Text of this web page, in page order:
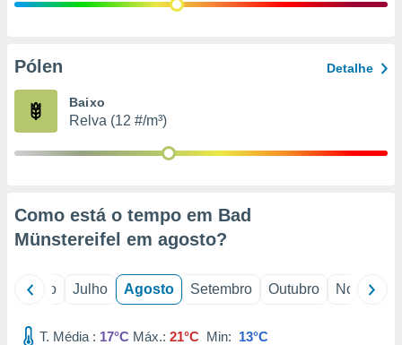
e
de
Pólen Detalhe
Baixo
Relva (12 #/m³)
Como está o tempo em Bad
Münstereifel em agosto?
Junho Julho Agosto Setembro Outubro Novembro
T. Média : 17°C Máx.: 21°C Min: 13°C